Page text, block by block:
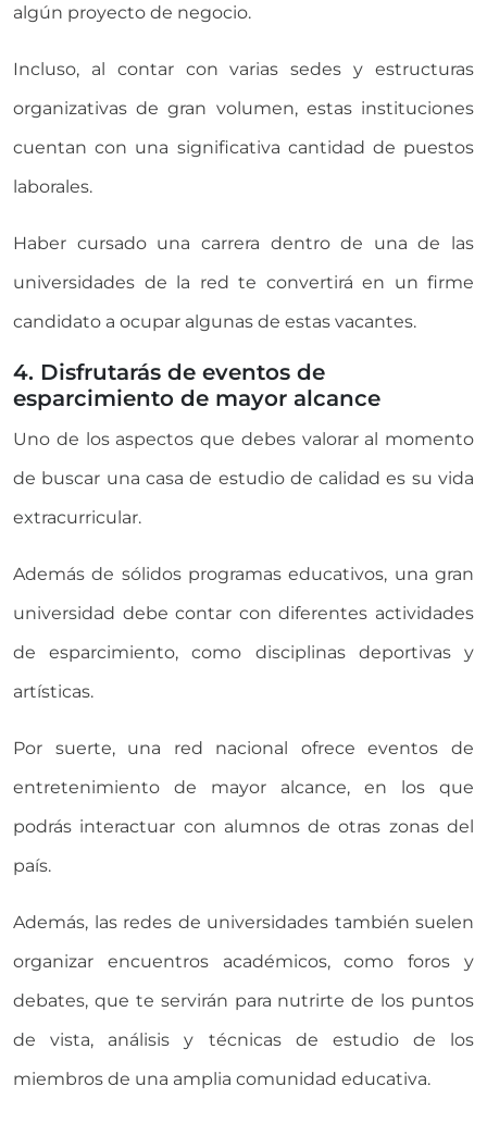
algún proyecto de negocio.
Incluso, al contar con varias sedes y estructuras
organizativas de gran volumen, estas instituciones
cuentan con una significativa cantidad de puestos
laborales.
Haber cursado una carrera dentro de una de las
universidades de la red te convertirá en un firme
candidato a ocupar algunas de estas vacantes.
4. Disfrutarás de eventos de
esparcimiento de mayor alcance
Uno de los aspectos que debes valorar al momento
de buscar una casa de estudio de calidad es su vida
extracurricular.
Además de sólidos programas educativos, una gran
universidad debe contar con diferentes actividades
de esparcimiento, como disciplinas deportivas y
artísticas.
Por suerte, una red nacional ofrece eventos de
entretenimiento de mayor alcance, en los que
podrás interactuar con alumnos de otras zonas del
país.
Además, las redes de universidades también suelen
organizar encuentros académicos, como foros y
debates, que te servirán para nutrirte de los puntos
de vista, análisis y técnicas de estudio de los
miembros de una amplia comunidad educativa.